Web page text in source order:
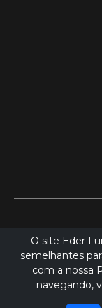
O site Eder
semelhantes
com a nossa
navegando,